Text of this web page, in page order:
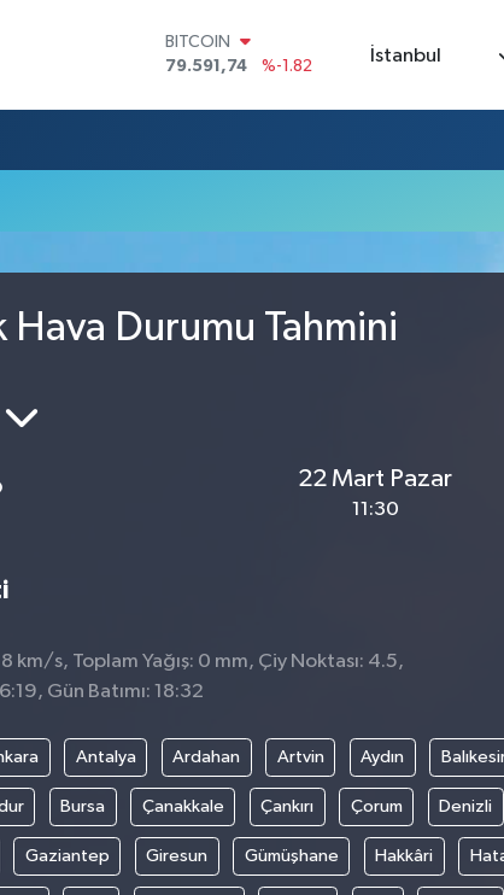
BITCOIN
79.591,74
%-1.82
45,43620
%0.02
%0
İstanbul
Hava Durumu Tahmini
22 Mart Pazar
11:30
km/s, Toplam Yağış: 0 mm, Çiy Noktası: 4.5,
Gün Batımı: 18:32
Antalya Ardahan Artvin Aydın
Bursa Çanakkale Çankırı Çorum Denizli
Gaziantep Giresun Gümüşhane Hakkâri